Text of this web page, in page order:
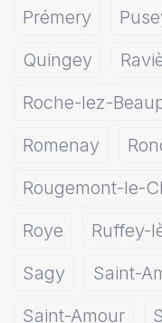
Prémery
Quingey
Roche-lez-
Romenay
Rougemont-le-
Roye
Ruffey-
Sagy
Saint-
Saint-Amour